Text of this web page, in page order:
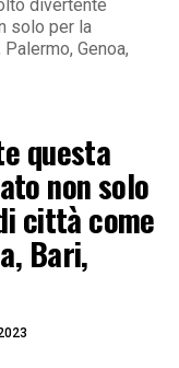
divertente
solo per la
Genoa,
questa
non solo
città come
Bari,